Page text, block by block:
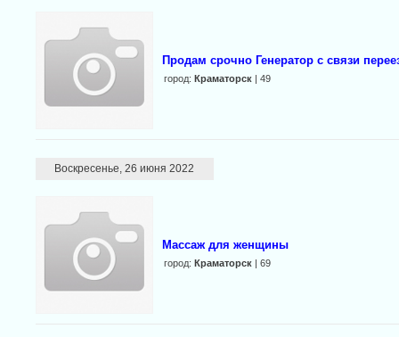
Продам срочно Генератор с связи
город: Краматорск | 49
Воскресенье, 26 июня 2022
Массаж для женщины
город: Краматорск | 69